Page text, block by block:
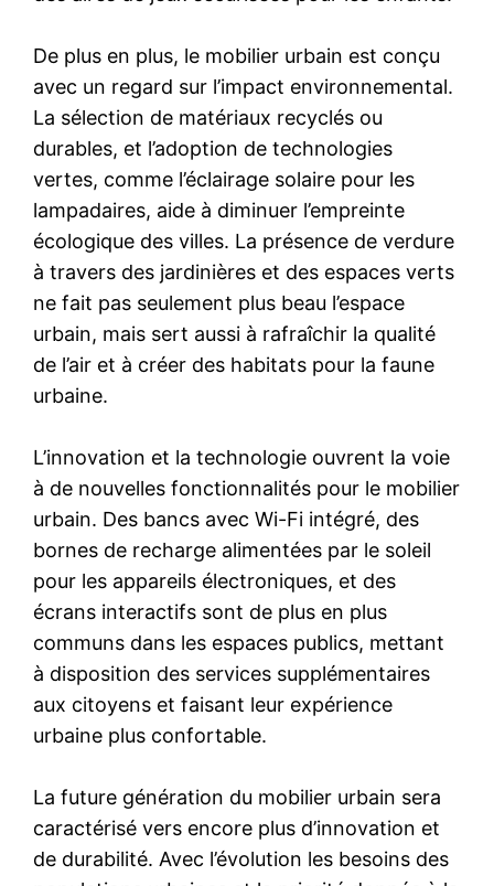
De plus en plus, le mobilier urbain est conçu
avec un regard sur l’impact environnemental.
La sélection de matériaux recyclés ou
durables, et l’adoption de technologies
vertes, comme l’éclairage solaire pour les
lampadaires, aide à diminuer l’empreinte
écologique des villes. La présence de verdure
à travers des jardinières et des espaces verts
ne fait pas seulement plus beau l’espace
urbain, mais sert aussi à rafraîchir la qualité
de l’air et à créer des habitats pour la faune
urbaine.
L’innovation et la technologie ouvrent la voie
à de nouvelles fonctionnalités pour le mobilier
urbain. Des bancs avec Wi-Fi intégré, des
bornes de recharge alimentées par le soleil
pour les appareils électroniques, et des
écrans interactifs sont de plus en plus
communs dans les espaces publics, mettant
à disposition des services supplémentaires
aux citoyens et faisant leur expérience
urbaine plus confortable.
La future génération du mobilier urbain sera
caractérisé vers encore plus d’innovation et
de durabilité. Avec l’évolution les besoins des